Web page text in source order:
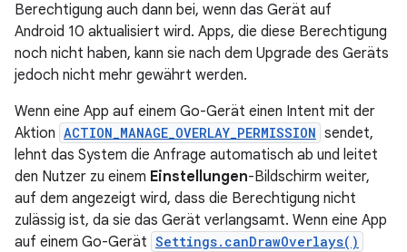
Berechtigung auch dann bei, wenn das Gerät auf
Android 10 aktualisiert wird. Apps, die diese Berechtigung
noch nicht haben, kann sie nach dem Upgrade des Geräts
jedoch nicht mehr gewährt werden.
Wenn eine App auf einem Go-Gerät einen Intent mit der
Aktion ACTION_MANAGE_OVERLAY_PERMISSION sendet,
lehnt das System die Anfrage automatisch ab und leitet
den Nutzer zu einem Einstellungen-Bildschirm weiter,
auf dem angezeigt wird, dass die Berechtigung nicht
zulässig ist, da sie das Gerät verlangsamt. Wenn eine App
auf einem Go-Gerät Settings.canDrawOverlays()